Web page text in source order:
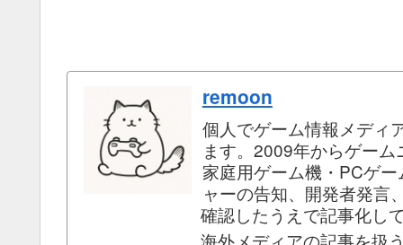
remoon
個人でゲーム情報メディ
ます。2009年からゲー
家庭用ゲーム機・PCゲ
ャーの告知、開発者発言
確認したうえで記事化し